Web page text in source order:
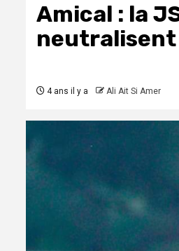
Amical : la
neutralisent
4 ans il y a Ali Ait Si Amer